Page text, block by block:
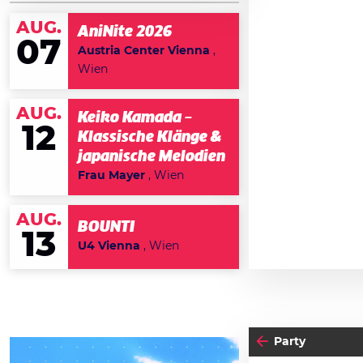
AUG.
07
AniNite 2026
Austria Center Vienna ,
Wien
AUG.
12
Keiko Kamada –
Klassische Klänge &
japanische Melodien
Frau Mayer , Wien
AUG.
13
BOUNTI
U4 Vienna , Wien
Party